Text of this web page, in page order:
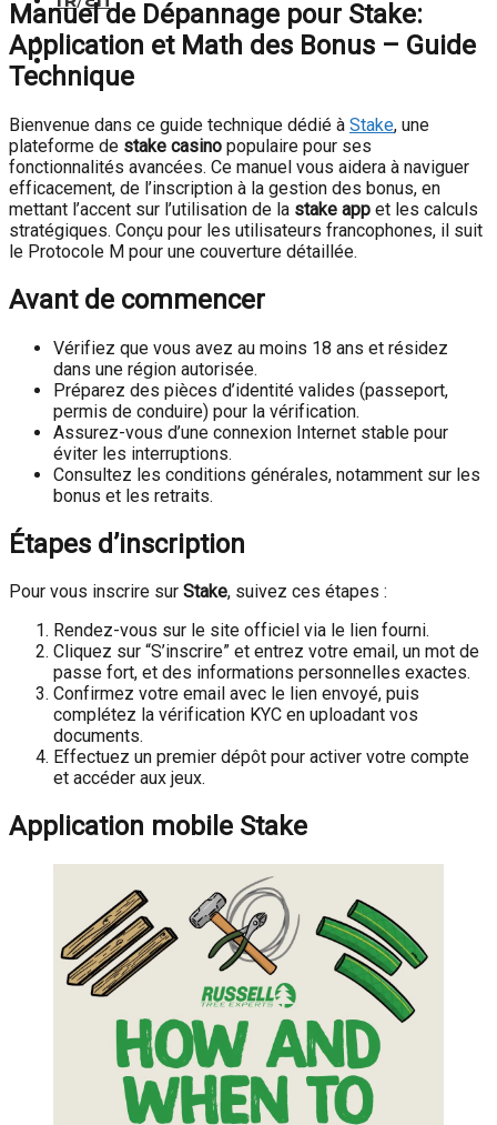
Manuel de Dépannage pour Stake:
Application et Math des Bonus – Guide
Technique
Bienvenue dans ce guide technique dédié à Stake, une
plateforme de stake casino populaire pour ses
fonctionnalités avancées. Ce manuel vous aidera à naviguer
efficacement, de l’inscription à la gestion des bonus, en
mettant l’accent sur l’utilisation de la stake app et les calculs
stratégiques. Conçu pour les utilisateurs francophones, il suit
le Protocole M pour une couverture détaillée.
Avant de commencer
Vérifiez que vous avez au moins 18 ans et résidez
dans une région autorisée.
Préparez des pièces d’identité valides (passeport,
permis de conduire) pour la vérification.
Assurez-vous d’une connexion Internet stable pour
éviter les interruptions.
Consultez les conditions générales, notamment sur les
bonus et les retraits.
Étapes d’inscription
Pour vous inscrire sur Stake, suivez ces étapes :
Rendez-vous sur le site officiel via le lien fourni.
Cliquez sur “S’inscrire” et entrez votre email, un mot de
passe fort, et des informations personnelles exactes.
Confirmez votre email avec le lien envoyé, puis
complétez la vérification KYC en uploadant vos
documents.
Effectuez un premier dépôt pour activer votre compte
et accéder aux jeux.
Application mobile Stake